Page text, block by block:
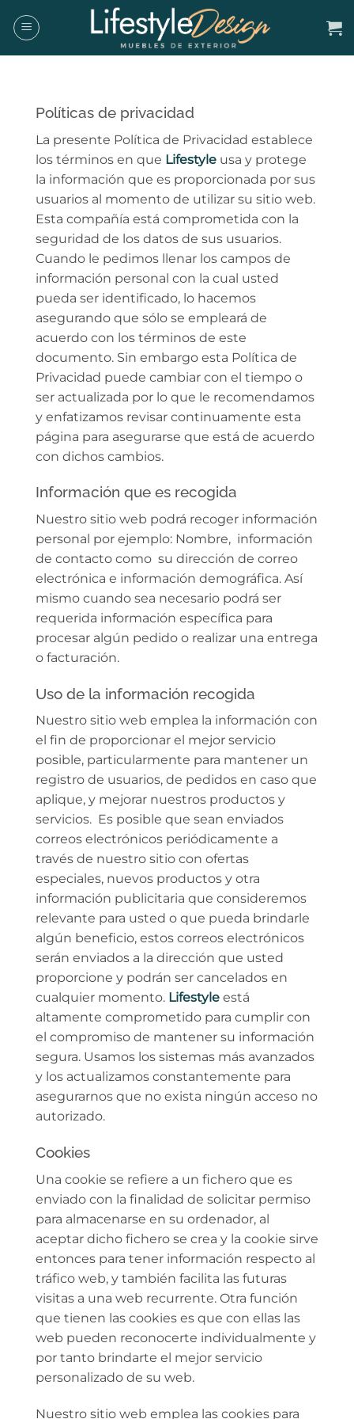
Políticas de privacidad
La presente Política de Privacidad establece
los términos en que Lifestyle usa y protege
la información que es proporcionada por sus
usuarios al momento de utilizar su sitio web.
Esta compañía está comprometida con la
seguridad de los datos de sus usuarios.
Cuando le pedimos llenar los campos de
información personal con la cual usted
pueda ser identificado, lo hacemos
asegurando que sólo se empleará de
acuerdo con los términos de este
documento. Sin embargo esta Política de
Privacidad puede cambiar con el tiempo o
ser actualizada por lo que le recomendamos
y enfatizamos revisar continuamente esta
página para asegurarse que está de acuerdo
con dichos cambios.
Información que es recogida
Nuestro sitio web podrá recoger información
personal por ejemplo: Nombre, información
de contacto como su dirección de correo
electrónica e información demográfica. Así
mismo cuando sea necesario podrá ser
requerida información específica para
procesar algún pedido o realizar una entrega
o facturación.
Uso de la información recogida
Nuestro sitio web emplea la información con
el fin de proporcionar el mejor servicio
posible, particularmente para mantener un
registro de usuarios, de pedidos en caso que
aplique, y mejorar nuestros productos y
servicios. Es posible que sean enviados
correos electrónicos periódicamente a
través de nuestro sitio con ofertas
especiales, nuevos productos y otra
información publicitaria que consideremos
relevante para usted o que pueda brindarle
algún beneficio, estos correos electrónicos
serán enviados a la dirección que usted
proporcione y podrán ser cancelados en
cualquier momento. Lifestyle está
altamente comprometido para cumplir con
el compromiso de mantener su información
segura. Usamos los sistemas más avanzados
y los actualizamos constantemente para
asegurarnos que no exista ningún acceso no
autorizado.
Cookies
Una cookie se refiere a un fichero que es
enviado con la finalidad de solicitar permiso
para almacenarse en su ordenador, al
aceptar dicho fichero se crea y la cookie sirve
entonces para tener información respecto al
tráfico web, y también facilita las futuras
visitas a una web recurrente. Otra función
que tienen las cookies es que con ellas las
web pueden reconocerte individualmente y
por tanto brindarte el mejor servicio
personalizado de su web.
Nuestro sitio web emplea las cookies para